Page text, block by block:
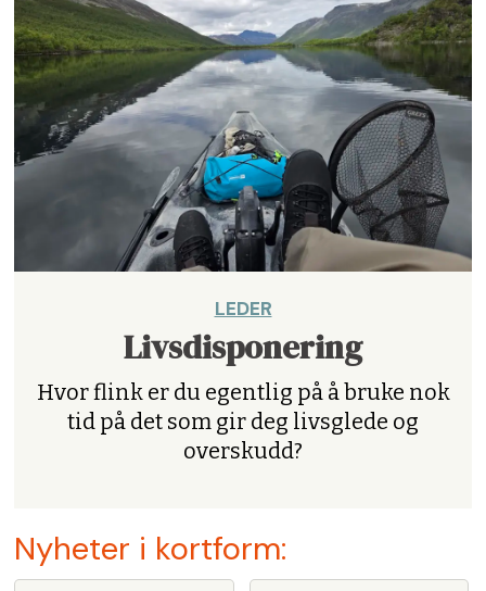
LEDER
Livsdisponering
Hvor flink er du egentlig på å bruke nok
tid på det som gir deg livsglede og
overskudd?
Nyheter i kortform: